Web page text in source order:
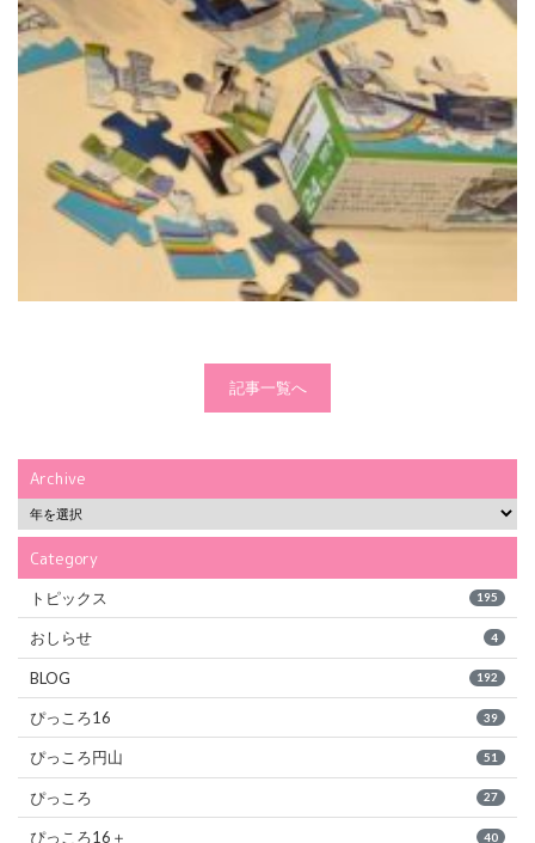
記事一覧へ
Archive
Category
トピックス 195
おしらせ 4
BLOG 192
ぴっころ16 39
ぴっころ円山 51
ぴっころ 27
ぴっころ16＋ 40